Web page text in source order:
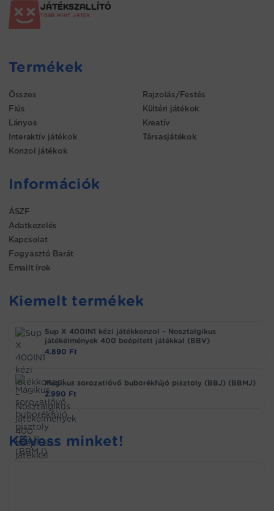
JÁTÉKSZALLÍTÓ
TÖBB MINT JÁTÉK
Termékek
Összes
Fiús
Lányos
Interaktív játékok
Konzol játékok
Rajzolás/Festés
Kültéri játékok
Kreatív
Társasjátékok
Információk
ÁSZF
Adatkezelés
Kapcsolat
Fogyasztó Barát
Emailt írok
Kiemelt termékek
Sup X 400IN1 kézi játékkonzol – Nosztalgikus
játékélmények 400 beépített játékkal (BBV)
4.890 Ft
Mágikus sorozatlövő buborékfújó pisztoly (BBJ) (BBMJ)
2.990 Ft
Kövess minket!